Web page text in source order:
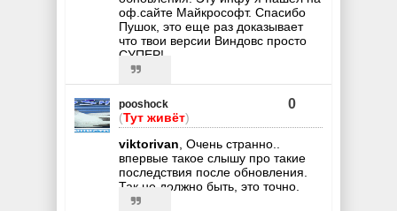
оф.сайте Майкрософт. Спасибо
Пушок, это еще раз доказывает
что твои версии Виндовс просто
СУПЕР!
pooshock
(Тут живёт)
0
viktorivan, Очень странно..
впервые такое слышу про такие
последствия после обновления.
Так не должно быть, это точно.